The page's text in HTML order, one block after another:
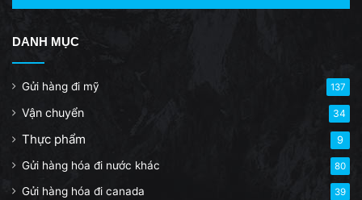
DANH MỤC
Gửi hàng đi mỹ 137
Vận chuyển 34
Thực phẩm 9
Gửi hàng hóa đi nước khác 80
Gửi hàng hóa đi canada 39